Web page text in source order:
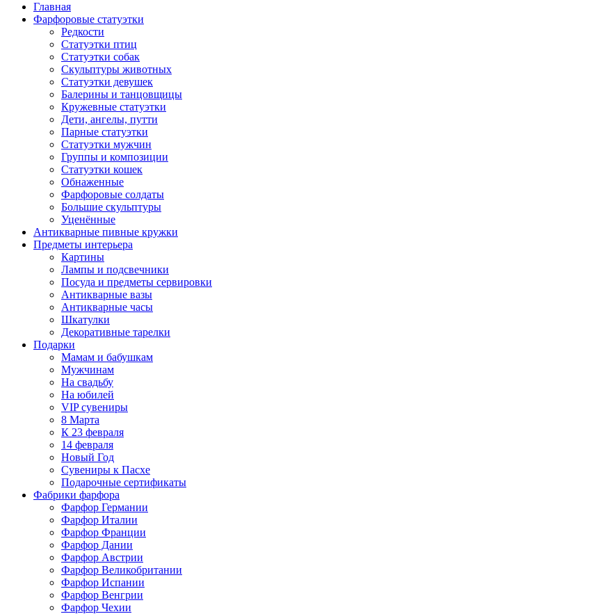
Главная
Фарфоровые статуэтки
Редкости
Cтатуэтки птиц
Cтатуэтки собак
Скульптуры животных
Статуэтки девушек
Балерины и танцовщицы
Кружевные статуэтки
Дети, ангелы, путти
Парные статуэтки
Статуэтки мужчин
Группы и композиции
Статуэтки кошек
Обнаженные
Фарфоровые солдаты
Большие скульптуры
Уценённые
Антикварные пивные кружки
Предметы интерьера
Картины
Лампы и подсвечники
Посуда и предметы сервировки
Антикварные вазы
Антикварные часы
Шкатулки
Декоративные тарелки
Подарки
Мамам и бабушкам
Мужчинам
На свадьбу
На юбилей
VIP сувениры
8 Марта
К 23 февраля
14 февраля
Новый Год
Сувениры к Пасхе
Подарочные сертификаты
Фабрики фарфора
Фарфор Германии
Фарфор Италии
Фарфор Франции
Фарфор Дании
Фарфор Австрии
Фарфор Великобритании
Фарфор Испании
Фарфор Венгрии
Фарфор Чехии